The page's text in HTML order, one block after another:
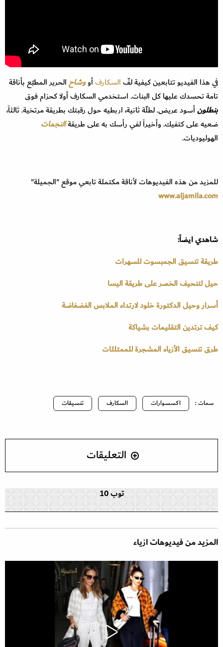
في هذا الفيديو تتابعين كيفية لفّالسكارفأووشاحالحرير المطبّع بأناقة
تامة تحسدك عليها كل البنات. استخدمي السكارف أولا كحزام فوق
بنطلونأسود عريض. لطلّة ثانية، اربطيه حول رقبتك بطريقة مرتخية. ثالثاً،
ضعيه على كتفيك. وأخيراً لفي رأسك به على طريقةالنجمات
الهوليوديات.
للمزيد من هذه الفيديوهات لأناقة مكتملة تابعي موقع "الجميلة"
www.aljamila.com
شاهدي ايضاً:
طريقة تنسيق الجمبسوت للسهرات
حيل لتنحيف الخصر على طريقة اليسا
أسرار وحيل الدكتورة خلود لارتداء الملابس الفضفاضة
كيف ترتدين التقليمات بشياكة
طرق تنسيق الأزياء المشجرة للممتلئات
سمات : اكسسوارات السكارف تنسيقات
التعليقات
توب 10
المزيد من فيديوهات ازياء